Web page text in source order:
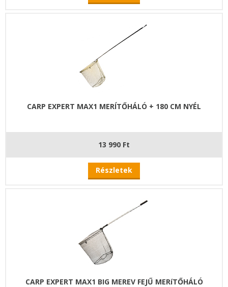
CARP EXPERT MAX1 MERÍTŐHÁLÓ + 180 CM NYÉL
13 990 Ft
Részletek
CARP EXPERT MAX1 BIG MEREV FEJŰ MERíTŐHÁLÓ